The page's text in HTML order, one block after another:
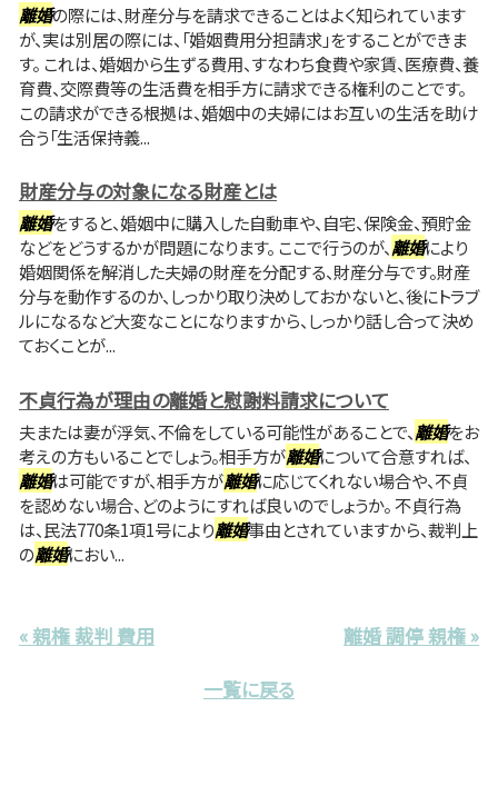
離婚の際には、財産分与を請求できることはよく知られています
が、実は別居の際には、「婚姻費用分担請求」をすることができま
す。 これは、婚姻から生ずる費用、すなわち食費や家賃、医療費、養
育費、交際費等の生活費を相手方に請求できる権利のことです。
この請求ができる根拠は、婚姻中の夫婦にはお互いの生活を助け
合う「生活保持義...
財産分与の対象になる財産とは
離婚をすると、婚姻中に購入した自動車や、自宅、保険金、預貯金
などをどうするかが問題になります。 ここで行うのが、離婚により
婚姻関係を解消した夫婦の財産を分配する、財産分与です。財産
分与を動作するのか、しっかり取り決めしておかないと、後にトラブ
ルになるなど大変なことになりますから、しっかり話し合って決め
ておくことが...
不貞行為が理由の離婚と慰謝料請求について
夫または妻が浮気、不倫をしている可能性があることで、離婚をお
考えの方もいることでしょう。相手方が離婚について合意すれば、
離婚は可能ですが、相手方が離婚に応じてくれない場合や、不貞
を認めない場合、どのようにすれば良いのでしょうか。 不貞行為
は、民法770条1項1号により離婚事由とされていますから、裁判上
の離婚におい...
« 親権 裁判 費用
離婚 調停 親権 »
一覧に戻る